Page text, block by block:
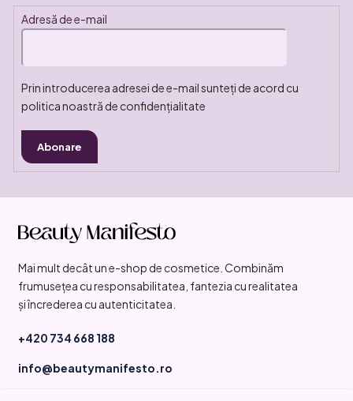
Adresă de e-mail
Prin introducerea adresei de e-mail sunteți de acord cu
politica noastră de confidențialitate
Abonare
Mai mult decât un e-shop de cosmetice. Combinăm
frumusețea cu responsabilitatea, fantezia cu realitatea
și încrederea cu autenticitatea.
+420 734 668 188
info@beautymanifesto.ro